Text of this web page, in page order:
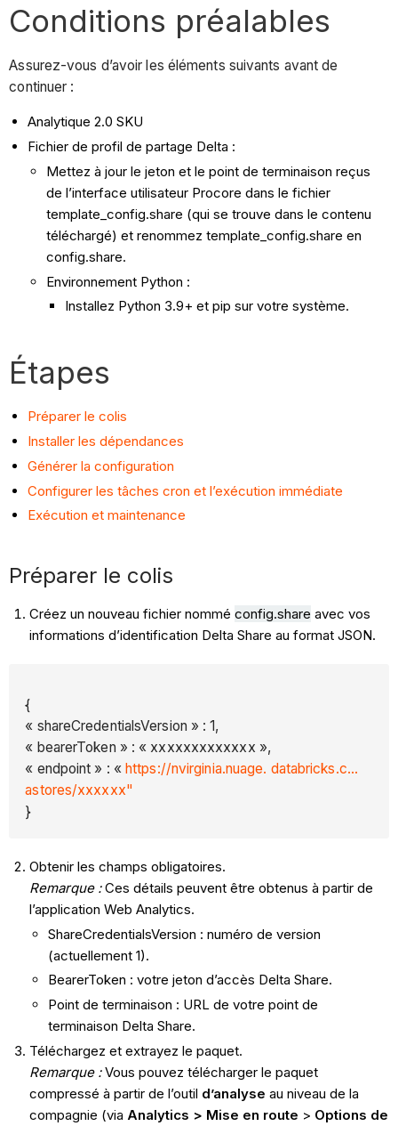
Conditions préalables
Assurez-vous d’avoir les éléments suivants avant de
continuer :
Analytique 2.0 SKU
Fichier de profil de partage Delta :
Mettez à jour le jeton et le point de terminaison reçus
de l’interface utilisateur Procore dans le fichier
template_config.share (qui se trouve dans le contenu
téléchargé) et renommez template_config.share en
config.share.
Environnement Python :
Installez Python 3.9+ et pip sur votre système.
Étapes
Préparer le colis
Installer les dépendances
Générer la configuration
Configurer les tâches cron et l’exécution immédiate
Exécution et maintenance
Préparer le colis
Créez un nouveau fichier nommé config.share avec vos
informations d’identification Delta Share au format JSON.
{
« shareCredentialsVersion » : 1,
« bearerToken » : « xxxxxxxxxxxxx »,
« endpoint » : «https://nvirginia.nuage. databricks.c...
astores/xxxxxx"
}
Obtenir les champs obligatoires.
Remarque :Ces détails peuvent être obtenus à partir de
l’application Web Analytics.
ShareCredentialsVersion : numéro de version
(actuellement 1).
BearerToken : votre jeton d’accès Delta Share.
Point de terminaison : URL de votre point de
terminaison Delta Share.
Téléchargez et extrayez le paquet.
Remarque :Vous pouvez télécharger le paquet
compressé à partir de l’outil d’analyse au niveau de la
compagnie (via Analytics > Mise en route > Options de